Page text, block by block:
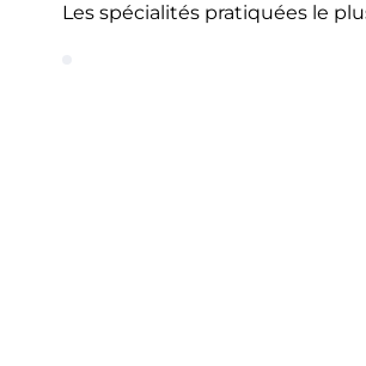
Les spécialités pratiquées le